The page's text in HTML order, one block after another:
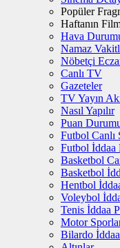
Popüler
Haftanın
Hava
Namaz
Nöbetçi
Canlı TV
Gazeteler
TV Yayın
Nasıl Yapılır
Puan
Futbol Canlı
Futbol İddaa
Basketbol
Basketbol
Hentbol
Voleybol
Tenis İddaa
Motor
Bilardo